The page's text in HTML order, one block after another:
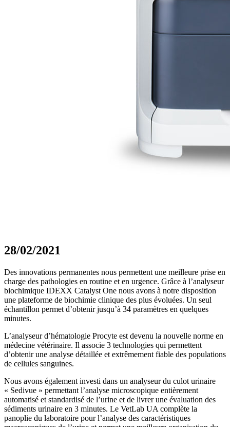
28/02/2021
Des innovations permanentes nous permettent une meilleure prise en
charge des pathologies en routine et en urgence. Grâce à l’analyseur
biochimique IDEXX Catalyst One nous avons à notre disposition
une plateforme de biochimie clinique des plus évoluées. Un seul
échantillon permet d’obtenir jusqu’à 34 paramètres en quelques
minutes.
L’analyseur d’hématologie Procyte est devenu la nouvelle norme en
médecine vétérinaire. Il associe 3 technologies qui permettent
d’obtenir une analyse détaillée et extrêmement fiable des populations
de cellules sanguines.
Nous avons également investi dans un analyseur du culot urinaire
« Sedivue » permettant l’analyse microscopique entièrement
automatisé et standardisé de l’urine et de livrer une évaluation des
sédiments urinaire en 3 minutes. Le VetLab UA complète la
panoplie du laboratoire pour l’analyse des caractéristiques